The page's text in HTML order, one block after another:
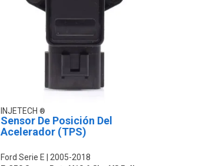
INJETECH
Sensor De Posición Del
Acelerador (TPS)
Ford Serie E
2005-2018